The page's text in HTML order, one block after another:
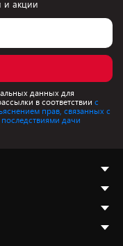
и акции
данных для
в соответствии с
прав, связанных с
дачи